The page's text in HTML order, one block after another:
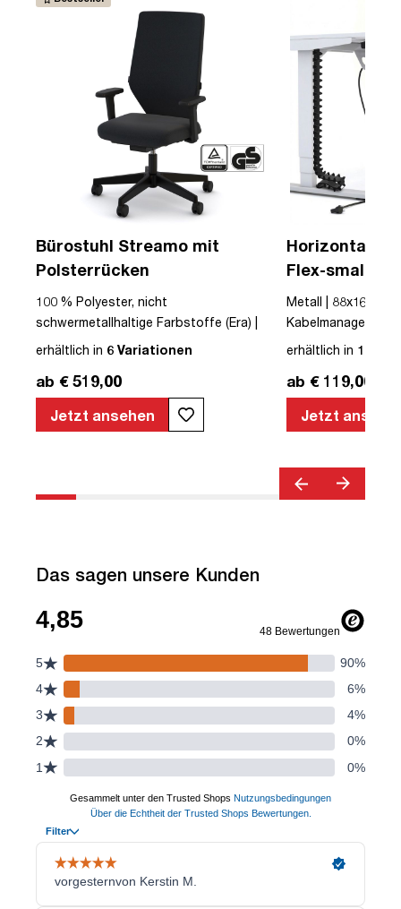
Bürostuhl Streamo mit
Polsterrücken
100 % Polyester, nicht
schwermetallhaltige Farbstoffe (Era) |
Textil | Schwarz | Schwarz | Drehstuhl |
Streamo | bis zu 120 kg | TÜV©
geprüfte Sicherheit | TÜV© geprüfte
Ergonomie | Quality Office© | TÜV©
erhältlich in 6 Variationen
ab € 519,00
Jetzt ansehen
Horizontaler
Flex-small +
Kabelführung
Steckdose
Metall |
erhältlich in 12
ab € 119,00
Jetzt
Das sagen unsere Kunden